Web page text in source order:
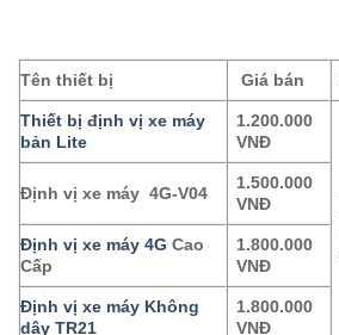
Tên thiết bị Giá bán
Thiết bị định vị xe máy
bản Lite
1.200.000
VNĐ
Định vị xe máy 4G-V04
1.500.000
VNĐ
Định vị xe máy 4G Cao
Cấp
1.800.000
VNĐ
Định vị xe máy Không
dây TR21
1.800.000
VNĐ